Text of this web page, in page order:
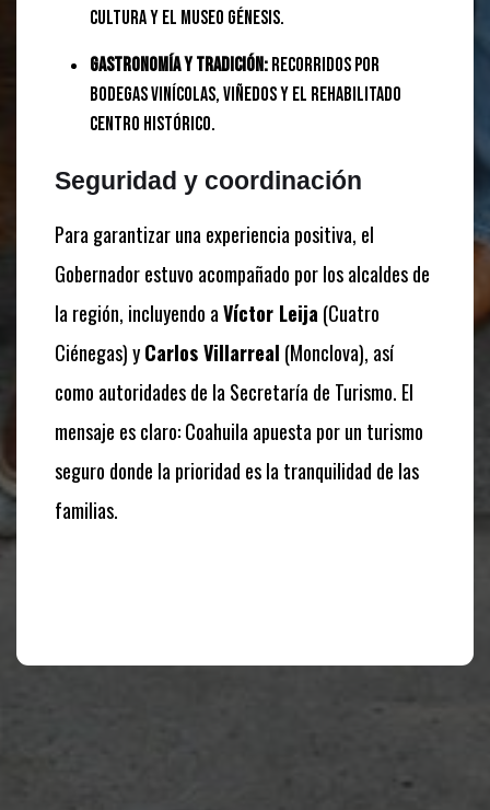
Cultura y el Museo Génesis.
Gastronomía y Tradición:Recorridos por
bodegas vinícolas, viñedos y el rehabilitado
Centro Histórico.
Seguridad y coordinación
Para garantizar una experiencia positiva, el
Gobernador estuvo acompañado por los alcaldes de
la región, incluyendo aVíctor Leija (Cuatro
Ciénegas) yCarlos Villarreal (Monclova), así
como autoridades de la Secretaría de Turismo. El
mensaje es claro: Coahuila apuesta por un turismo
seguro donde la prioridad es la tranquilidad de las
familias.